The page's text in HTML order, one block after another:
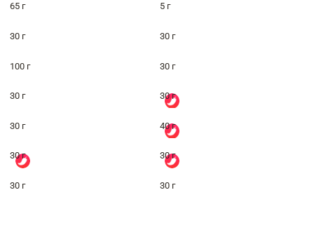
65 г 5 г
30 г 30 г
100 г 30 г
30 г 30 г
30 г 40 г
30 г 30 г
30 г 30 г